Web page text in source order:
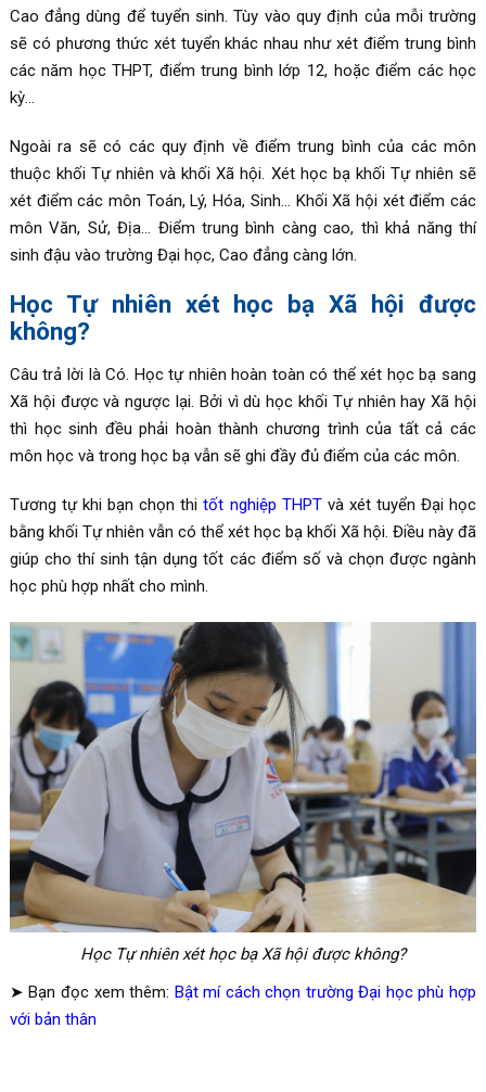
Cao đẳng dùng để tuyển sinh. Tùy vào quy định của mỗi trường
sẽ có phương thức xét tuyển khác nhau như xét điểm trung bình
các năm học THPT, điểm trung bình lớp 12, hoặc điểm các học
kỳ…
Ngoài ra sẽ có các quy định về điểm trung bình của các môn
thuộc khối Tự nhiên và khối Xã hội. Xét học bạ khối Tự nhiên sẽ
xét điểm các môn Toán, Lý, Hóa, Sinh… Khối Xã hội xét điểm các
môn Văn, Sử, Địa… Điểm trung bình càng cao, thì khả năng thí
sinh đậu vào trường Đại học, Cao đẳng càng lớn.
Học Tự nhiên xét học bạ Xã hội được
không?
Câu trả lời là Có. Học tự nhiên hoàn toàn có thể xét học bạ sang
Xã hội được và ngược lại. Bởi vì dù học khối Tự nhiên hay Xã hội
thì học sinh đều phải hoàn thành chương trình của tất cả các
môn học và trong học bạ vẫn sẽ ghi đầy đủ điểm của các môn.
Tương tự khi bạn chọn thitốt nghiệp THPTvà xét tuyển Đại học
bằng khối Tự nhiên vẫn có thể xét học bạ khối Xã hội. Điều này đã
giúp cho thí sinh tận dụng tốt các điểm số và chọn được ngành
học phù hợp nhất cho mình.
Học Tự nhiên xét học bạ Xã hội được không?
➤ Bạn đọc xem thêm: Bật mí cách chọn trường Đại học phù hợp
với bản thân